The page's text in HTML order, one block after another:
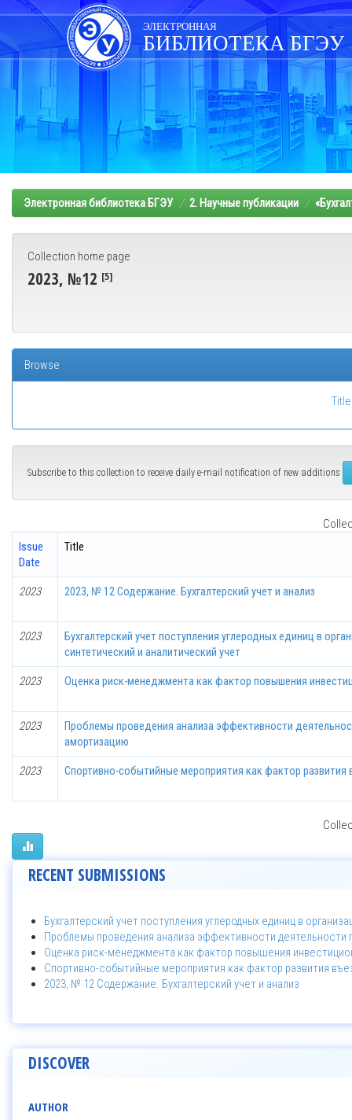
Skip
navigation
ЭЛЕКТРОННАЯ
БИБЛИОТЕКА БГЭУ
Электронная библиотека БГЭУ 2. Научные публикации
Collection home page
2023, №12 [5]
Browse
Title
Subscribe to this collection to receive daily e-mail notification of new additions
Issue
Date
Title
2023 2023, № 12 Содержание. Бухгалтерский учет и анализ
2023
Бухгалтерский учет поступления углеродных единиц в
синтетический и аналитический учет
2023 Оценка риск-менеджмента как фактор повышения
2023
Проблемы проведения анализа эффективности
амортизацию
2023 Спортивно-событийные мероприятия как фактор развития
RECENT SUBMISSIONS
Бухгалтерский учет поступления углеродных единиц в
Проблемы проведения анализа эффективности
Оценка риск-менеджмента как фактор повышения
Спортивно-событийные мероприятия как фактор развития
2023, № 12 Содержание. Бухгалтерский учет и анализ
DISCOVER
AUTHOR